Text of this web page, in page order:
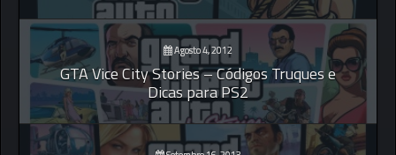
Agosto 4, 2012
GTA Vice City Stories – Códigos Truques e
Dicas para PS2